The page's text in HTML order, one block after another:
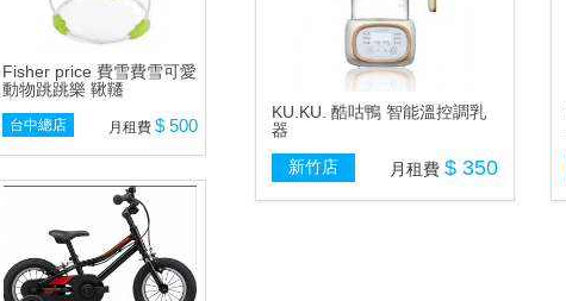
Fisher price 費雪費雪可愛
動物跳跳樂 鞦韆
台中總店 月租費 $ 500
KU.KU. 酷咕鴨 智能溫控調乳
器
新竹店
月租費 $ 350